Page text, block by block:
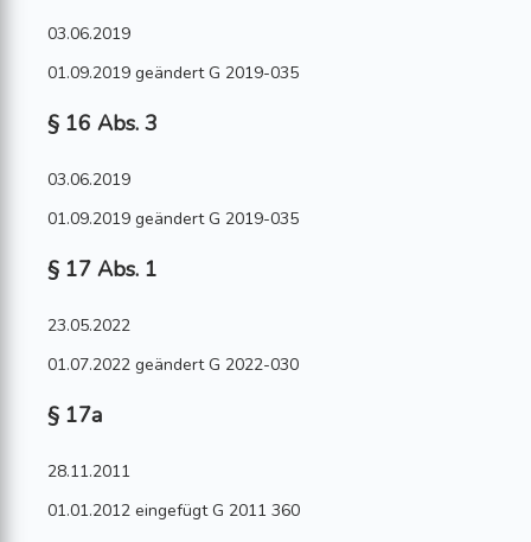
03.06.2019
01.09.2019 geändert G 2019-035
§ 16 Abs. 3
03.06.2019
01.09.2019 geändert G 2019-035
§ 17 Abs. 1
23.05.2022
01.07.2022 geändert G 2022-030
§ 17a
28.11.2011
01.01.2012 eingefügt G 2011 360